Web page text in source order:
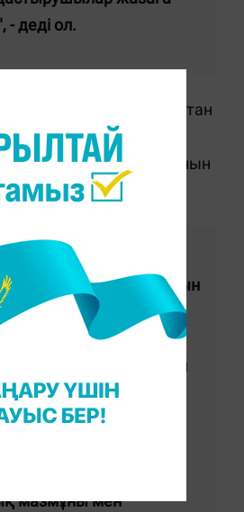
- деді ол.
бұрмаланған Қазақстан
5000 мың теңгеден
сатылып жатқанын
діни көзқарасын
тұрақтылығын,
бұзуға
нақақ жасалған
ежелден қалыптасқан
қоғамға жарықшақ
деп бағалау
қатар, бұл оқиғаның
мазмұны мен